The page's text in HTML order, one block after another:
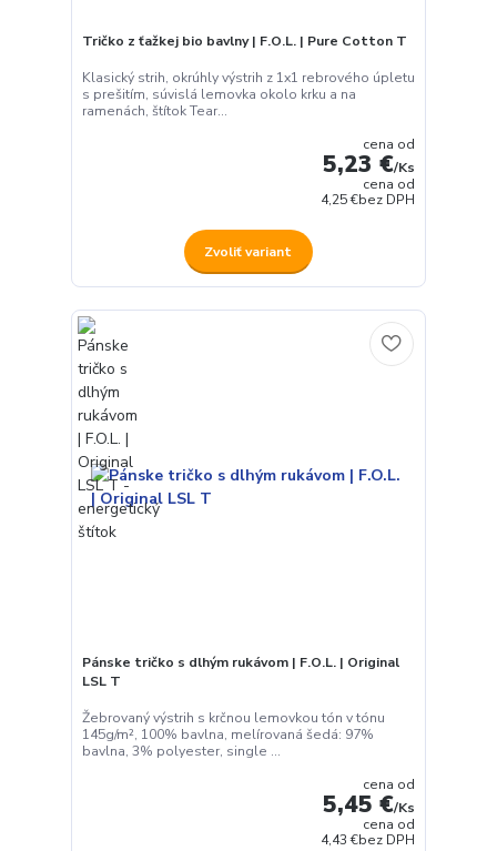
Tričko z ťažkej bio bavlny | F.O.L. | Pure Cotton T
Klasický strih, okrúhly výstrih z 1x1 rebrového úpletu
s prešitím, súvislá lemovka okolo krku a na
ramenách, štítok Tear...
cena od
5,23 €/Ks
cena od
4,25 €bez DPH
Zvoliť variant
Pánske tričko s dlhým rukávom | F.O.L. | Original
LSL T
Žebrovaný výstrih s krčnou lemovkou tón v tónu
145g/m², 100% bavlna, melírovaná šedá: 97%
bavlna, 3% polyester, single ...
cena od
5,45 €/Ks
cena od
4,43 €bez DPH